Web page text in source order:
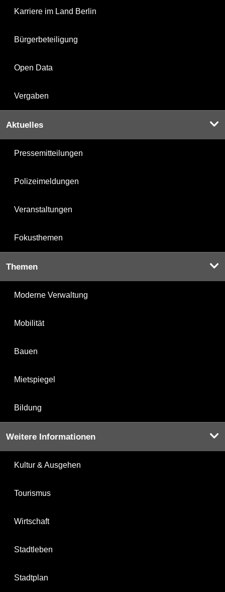
Karriere im Land Berlin
Bürgerbeteiligung
Open Data
Vergaben
Aktuelles
Pressemitteilungen
Polizeimeldungen
Veranstaltungen
Fokusthemen
Themen
Moderne Verwaltung
Mobilität
Bauen
Mietspiegel
Bildung
Weitere Informationen
Kultur & Ausgehen
Tourismus
Wirtschaft
Stadtleben
Stadtplan